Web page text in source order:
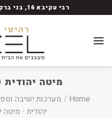
to
רבי עקיבא 16, בני ברק | טלפון: 03-579-8373
מיטה
Home
/ מערכות ישיבה
יהודית - מיטה